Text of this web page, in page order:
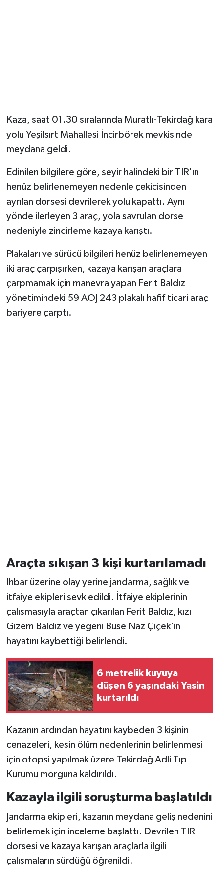
Kaza, saat 01.30 sıralarında Muratlı-Tekirdağ kara
yolu Yeşilsırt Mahallesi İncirbörek mevkisinde
meydana geldi.
Edinilen bilgilere göre, seyir halindeki bir TIR'ın
henüz belirlenemeyen nedenle çekicisinden
ayrılan dorsesi devrilerek yolu kapattı. Aynı
yönde ilerleyen 3 araç, yola savrulan dorse
nedeniyle zincirleme kazaya karıştı.
Plakaları ve sürücü bilgileri henüz belirlenemeyen
iki araç çarpışırken, kazaya karışan araçlara
çarpmamak için manevra yapan Ferit Baldız
yönetimindeki 59 AOJ 243 plakalı hafif ticari araç
bariyere çarptı.
Araçta sıkışan 3 kişi kurtarılamadı
İhbar üzerine olay yerine jandarma, sağlık ve
itfaiye ekipleri sevk edildi. İtfaiye ekiplerinin
çalışmasıyla araçtan çıkarılan Ferit Baldız, kızı
Gizem Baldız ve yeğeni Buse Naz Çiçek'in
hayatını kaybettiği belirlendi.
6 metrelik kuyuya
düşen 6 yaşındaki Yasin
kurtarıldı
Kazanın ardından hayatını kaybeden 3 kişinin
cenazeleri, kesin ölüm nedenlerinin belirlenmesi
için otopsi yapılmak üzere Tekirdağ Adli Tıp
Kurumu morguna kaldırıldı.
Kazayla ilgili soruşturma başlatıldı
Jandarma ekipleri, kazanın meydana geliş nedenini
belirlemek için inceleme başlattı. Devrilen TIR
dorsesi ve kazaya karışan araçlarla ilgili
çalışmaların sürdüğü öğrenildi.
Siyaset
Sokak Hayvanlarını Sahiplendirme
Sonsöz Özel
Spor